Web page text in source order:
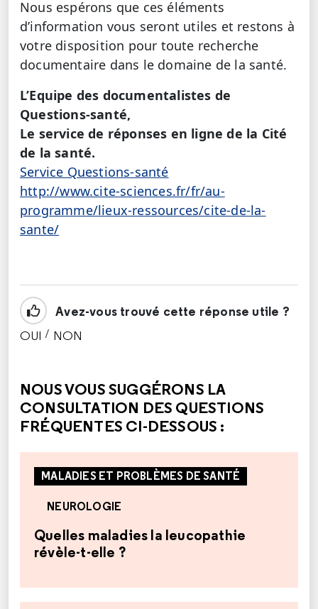
Nous espérons que ces éléments
d’information vous seront utiles et restons à
votre disposition pour toute recherche
documentaire dans le domaine de la santé.
L’Equipe des documentalistes de
Questions-santé,
Le service de réponses en ligne de la Cité
de la santé.
Service Questions-santé
http://www.cite-sciences.fr/fr/au-
programme/lieux-ressources/cite-de-la-
sante/
Avez-vous trouvé cette réponse utile ?
OUI / NON
NOUS VOUS SUGGÉRONS LA
CONSULTATION DES QUESTIONS
FRÉQUENTES CI-DESSOUS :
MALADIES ET PROBLÈMES DE SANTÉ
NEUROLOGIE
Quelles maladies la leucopathie
révèle-t-elle ?